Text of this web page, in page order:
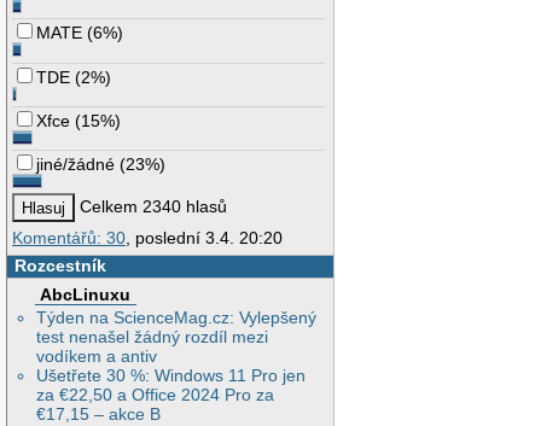
MATE (6%)
TDE (2%)
Xfce (15%)
jiné/žádné (23%)
Celkem 2340 hlasů
Komentářů: 30 , poslední 3.4. 20:20
Rozcestník
AbcLinuxu
Týden na ScienceMag.cz: Vylepšený
test nenašel žádný rozdíl mezi
vodíkem a antiv
Ušetřete 30 %: Windows 11 Pro jen
za €22,50 a Office 2024 Pro za
€17,15 – akce B